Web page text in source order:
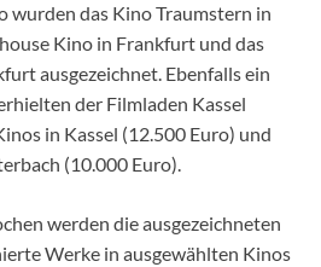
wurden das Kino Traumstern in
Kino in Frankfurt und das
ausgezeichnet. Ebenfalls ein
der Filmladen Kassel
in Kassel (12.500 Euro) und
(10.000 Euro).
werden die ausgezeichneten
Werke in ausgewählten Kinos